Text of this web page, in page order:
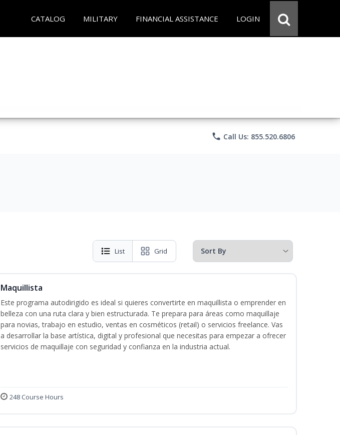
CATALOG MILITARY FINANCIAL ASSISTANCE LOGIN
phone Call Us: 855.520.6806
List Grid
Maquillista
Este programa autodirigido es ideal si quieres convertirte en maquillista o emprender en
belleza con una ruta clara y bien estructurada. Te prepara para áreas como maquillaje
para novias, trabajo en estudio, ventas en cosméticos (retail) o servicios freelance. Vas
a desarrollar la base artística, digital y profesional que necesitas para empezar a ofrecer
servicios de maquillaje con seguridad y confianza en la industria actual.
248 Course Hours